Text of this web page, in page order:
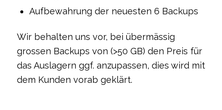
Aufbewahrung der neuesten 6 Backups
Wir behalten uns vor, bei übermässig
grossen Backups von (>50 GB) den Preis für
das Auslagern ggf. anzupassen, dies wird mit
dem Kunden vorab geklärt.